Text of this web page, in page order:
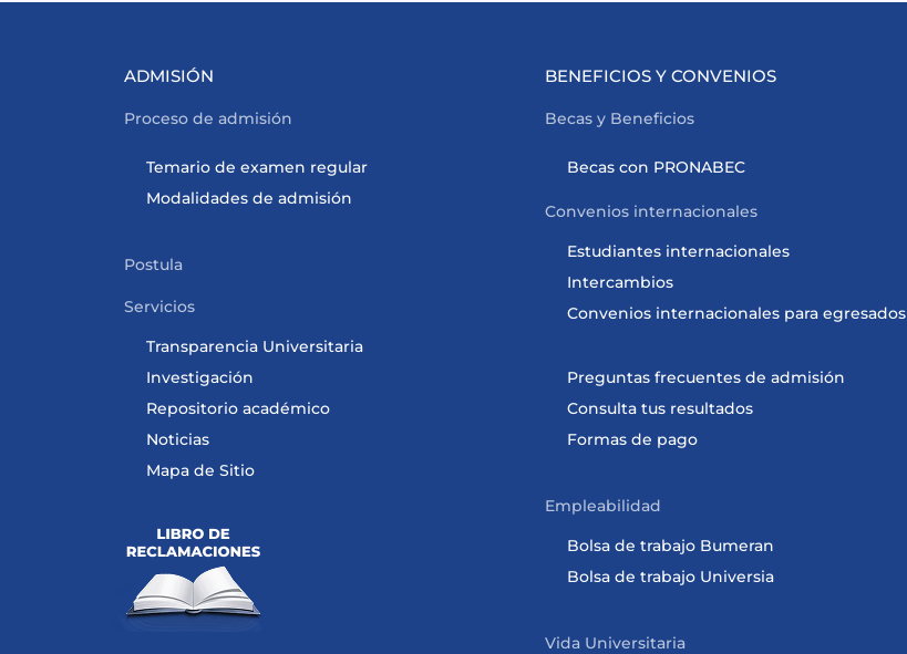
ADMISIÓN
Proceso de admisión
Temario de examen regular
Modalidades de admisión
Postula
Servicios
Transparencia Universitaria
Investigación
Repositorio académico
Noticias
Mapa de Sitio
BENEFICIOS Y CONVENIOS
Becas y Beneficios
Becas con PRONABEC
Convenios internacionales
Estudiantes internacionales
Intercambios
Convenios internacionales para egresados
Preguntas frecuentes de admisión
Consulta tus resultados
Formas de pago
Empleabilidad
Bolsa de trabajo Bumeran
Bolsa de trabajo Universia
Vida Universitaria